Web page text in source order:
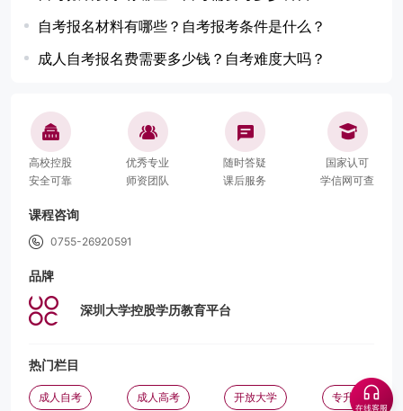
自考报名材料有哪些？自考报考条件是什么？
成人自考报名费需要多少钱？自考难度大吗？
高校控股
安全可靠
优秀专业
师资团队
随时答疑
课后服务
国家认可
学信网可查
课程咨询
0755-26920591
品牌
深圳大学控股学历教育平台
热门栏目
成人自考 成人高考 开放大学 专升本